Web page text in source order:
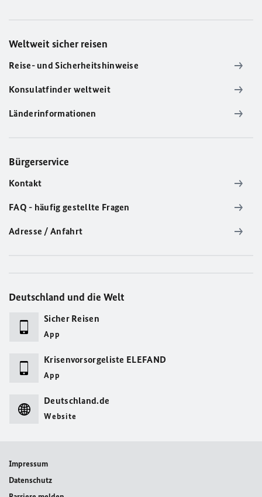
Weltweit sicher reisen
Reise- und Sicherheitshinweise
Konsulatfinder weltweit
Länderinformationen
Bürgerservice
Kontakt
FAQ - häufig gestellte Fragen
Adresse / Anfahrt
Deutschland und die Welt
Sicher Reisen
App
Krisenvorsorgeliste ELEFAND
App
Deutschland.de
Website
Impressum
Datenschutz